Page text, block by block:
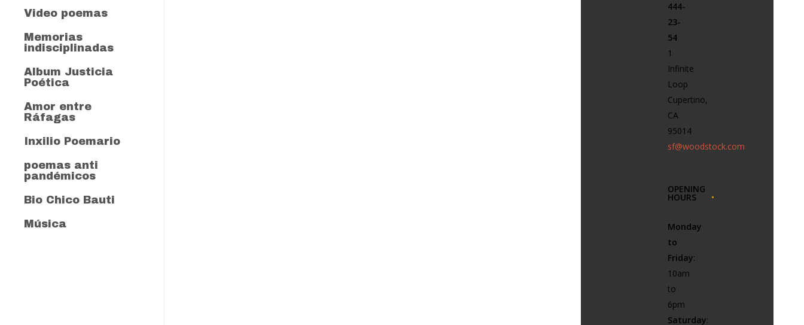
Video poemas
Herencia
poemas anti pandémicos
Mañana
Memorias
indisciplinadas
Museo popular de memorias
indisciplinadas
Dubán Barros, Un pez sin Agua
Album Justicia
Poética
Amor entre
Ráfagas
Inxilio Poemario
poemas anti
pandémicos
Bio Chico Bauti
Música
444-
23-
54
1
Infinite
Loop
Cupertino,
CA
95014
sf@woodstock.com
OPENING
HOURS
Monday
to
Friday:
10am
to
6pm
Saturday: